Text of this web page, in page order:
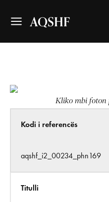
AQSHF
Kliko mbi foton
Kodi i referencës
aqshf_i2_00234_phn169
Titulli